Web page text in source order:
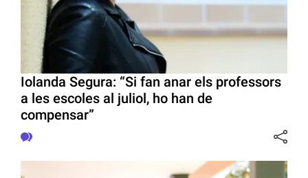
Iolanda Segura: “Si fan anar els professors
a les escoles al juliol, ho han de
compensar”